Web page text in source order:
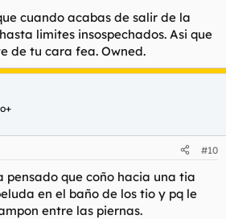
cuando acabas de salir de la
limites insospechados. Asi que
de tu cara fea. Owned.
#10
pensado que coño hacia una tia
en el baño de los tio y pq le
entre las piernas.